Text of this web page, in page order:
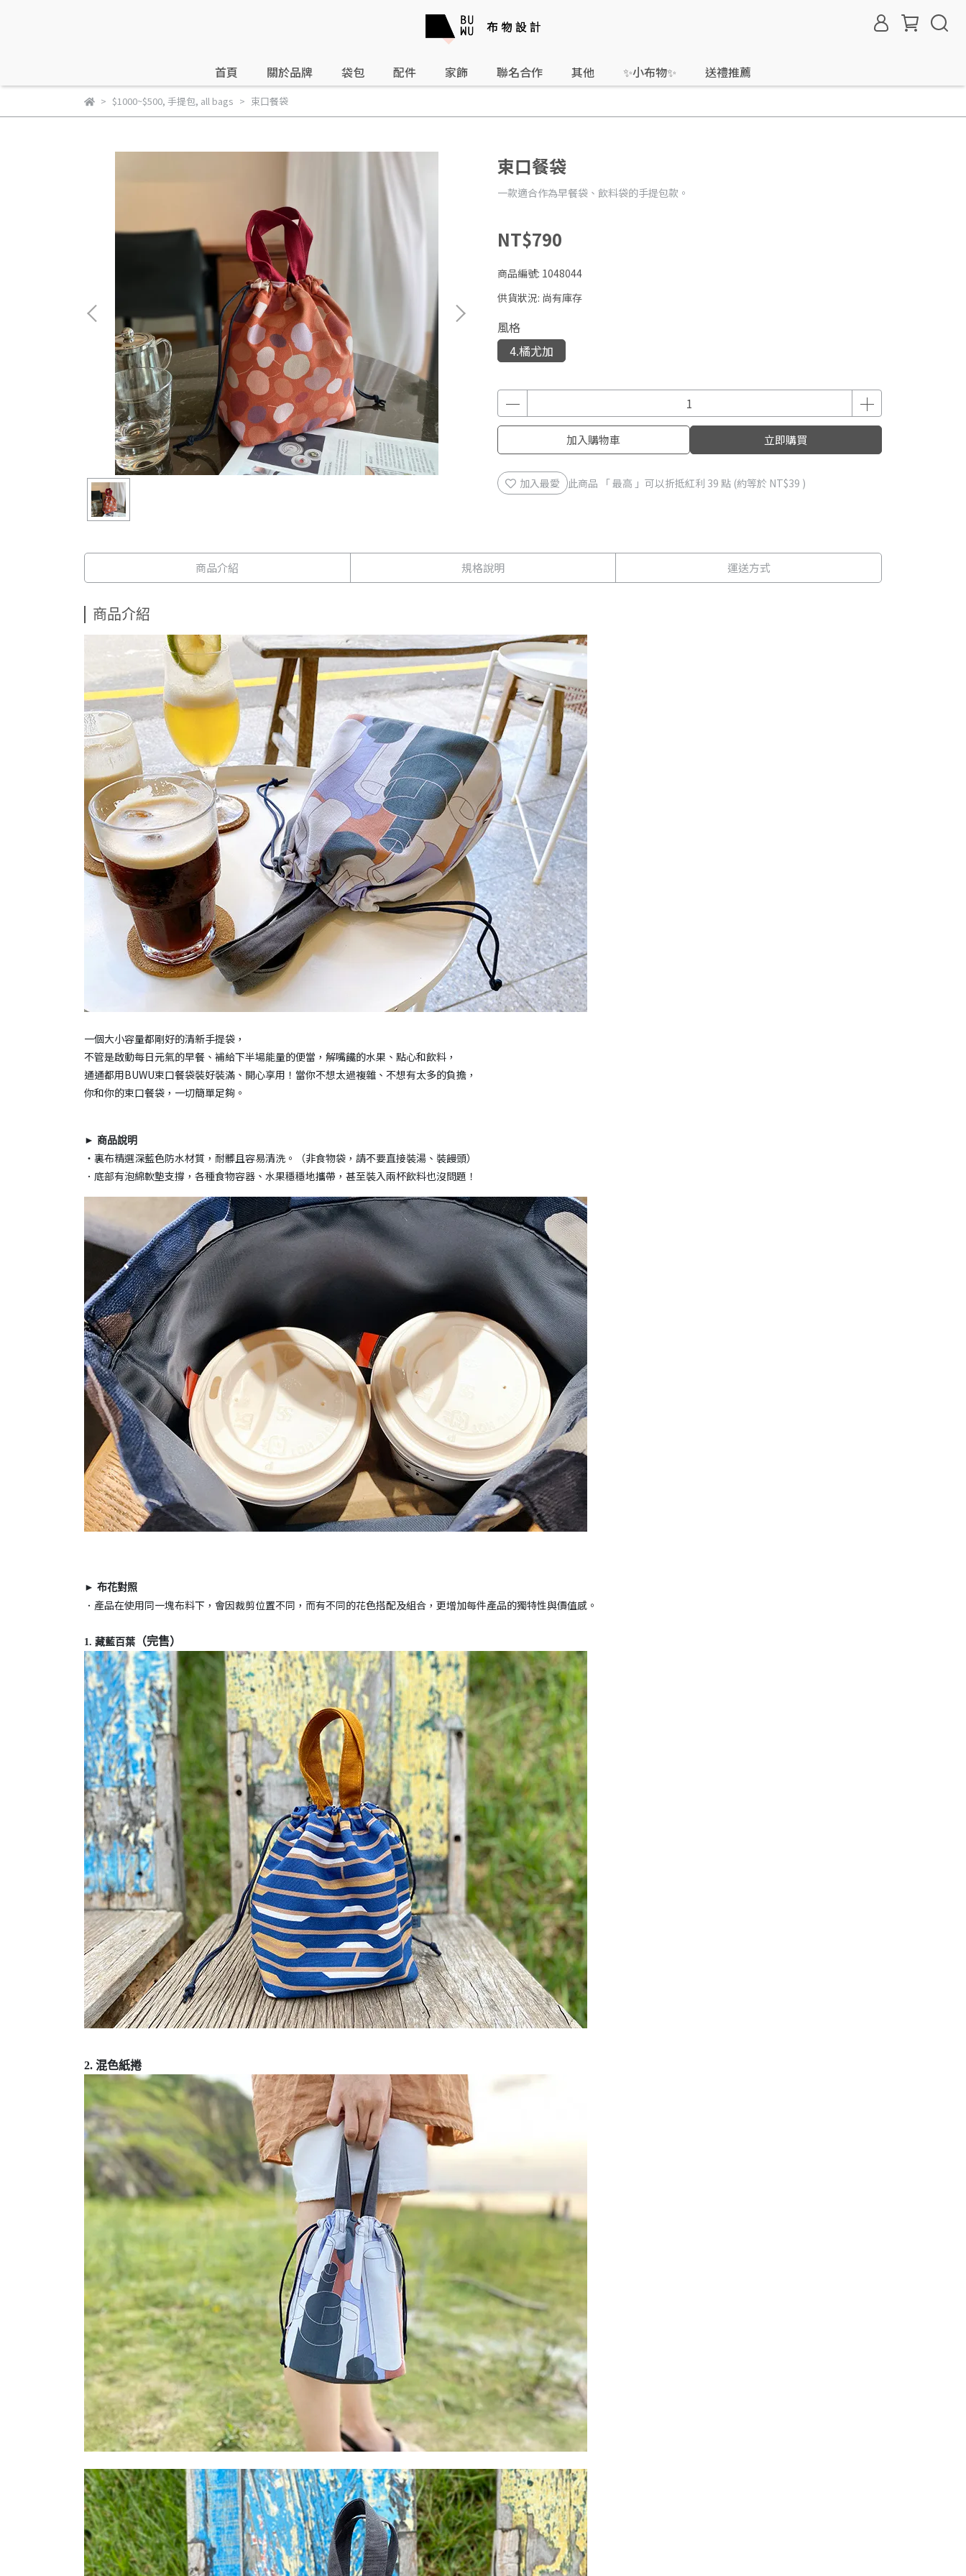
首頁 關於品牌 袋包 配件 家飾 聯名合作 其他 ✨小布物✨ 送禮推薦
$1000~$500, 手提包, all bags 束口餐袋
束口餐袋
一款適合作為早餐袋、飲料袋的手提包款。
NT$790
商品編號: 1048044
供貨狀況: 尚有庫存
風格
4.橘尤加
加入購物車 立即購買
加入最愛 此商品 「 最高 」可以折抵紅利 39 點 (約等於 NT$39 )
商品介紹 規格說明 運送方式
商品介紹
一個大小容量都剛好的清新手提袋，
不管是啟動每日元氣的早餐、補給下半場能量的便當，解嘴饞的水果、點心和飲料，
通通都用BUWU束口餐袋裝好裝滿、開心享用！當你不想太過複雜、不想有太多的負擔，
你和你的束口餐袋，一切簡單足夠。
► 商品說明
・裏布精選深藍色防水材質，耐髒且容易清洗。（非食物袋，請不要直接裝湯、裝饅頭）
．底部有泡綿軟墊支撐，各種食物容器、水果穩穩地攜帶，甚至裝入兩杯飲料也沒問題！
► 布花對照
．產品在使用同一塊布料下，會因裁剪位置不同，而有不同的花色搭配及組合，更增加每件產品的獨特性與價值感。
1. 藏藍百葉 （完售）
2. 混色紙捲